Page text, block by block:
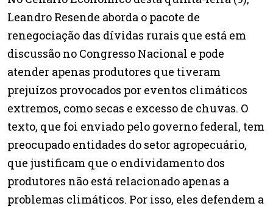
Leandro Resende aborda o pacote de
renegociação das dívidas rurais que está em
discussão no Congresso Nacional e pode
atender apenas produtores que tiveram
prejuízos provocados por eventos climáticos
extremos, como secas e excesso de chuvas. O
texto, que foi enviado pelo governo federal, tem
preocupado entidades do setor agropecuário,
que justificam que o endividamento dos
produtores não está relacionado apenas a
problemas climáticos. Por isso, eles defendem a